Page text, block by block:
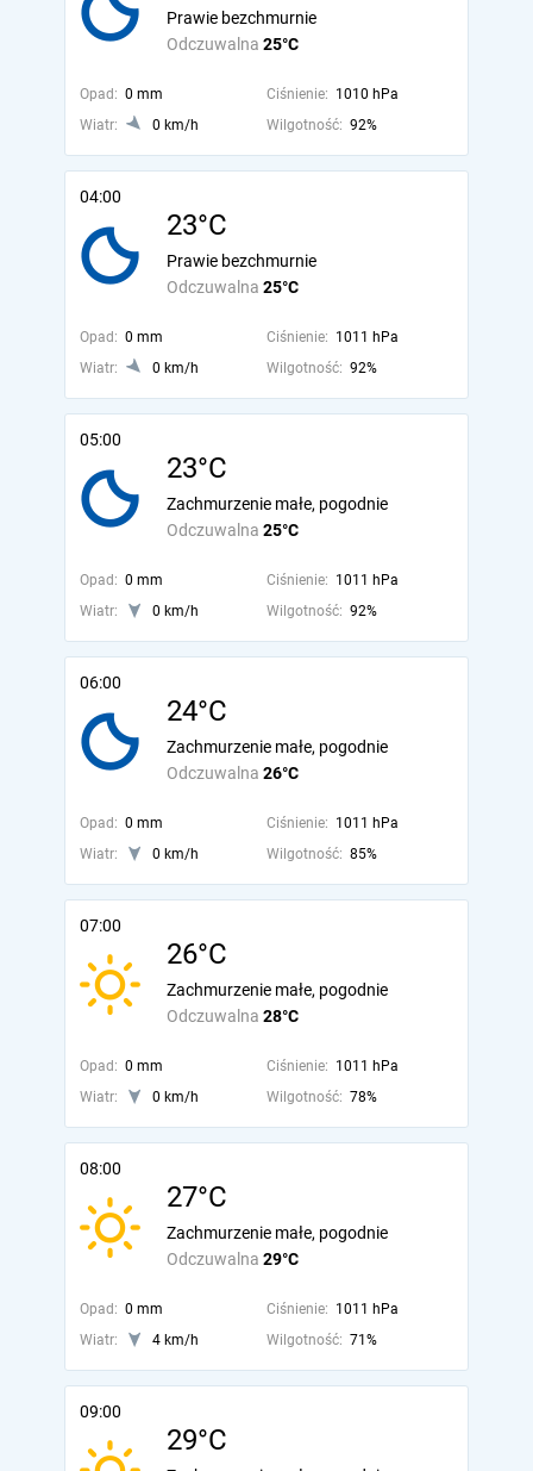
Odczuwalna 25°C
Prawie bezchmurnie
Opad: 0 mm Ciśnienie: 1010 hPa
Wiatr:
0 km/h Wilgotność: 92%
04:00
23°C
Odczuwalna 25°C
Prawie bezchmurnie
Opad: 0 mm Ciśnienie: 1011 hPa
Wiatr:
0 km/h Wilgotność: 92%
05:00
23°C
Odczuwalna 25°C
Zachmurzenie małe, pogodnie
Opad: 0 mm Ciśnienie: 1011 hPa
Wiatr:
0 km/h Wilgotność: 92%
06:00
24°C
Odczuwalna 26°C
Zachmurzenie małe, pogodnie
Opad: 0 mm Ciśnienie: 1011 hPa
Wiatr:
0 km/h Wilgotność: 85%
07:00
26°C
Odczuwalna 28°C
Zachmurzenie małe, pogodnie
Opad: 0 mm Ciśnienie: 1011 hPa
Wiatr:
0 km/h Wilgotność: 78%
08:00
27°C
Odczuwalna 29°C
Zachmurzenie małe, pogodnie
Opad: 0 mm Ciśnienie: 1011 hPa
Wiatr:
4 km/h Wilgotność: 71%
09:00
29°C